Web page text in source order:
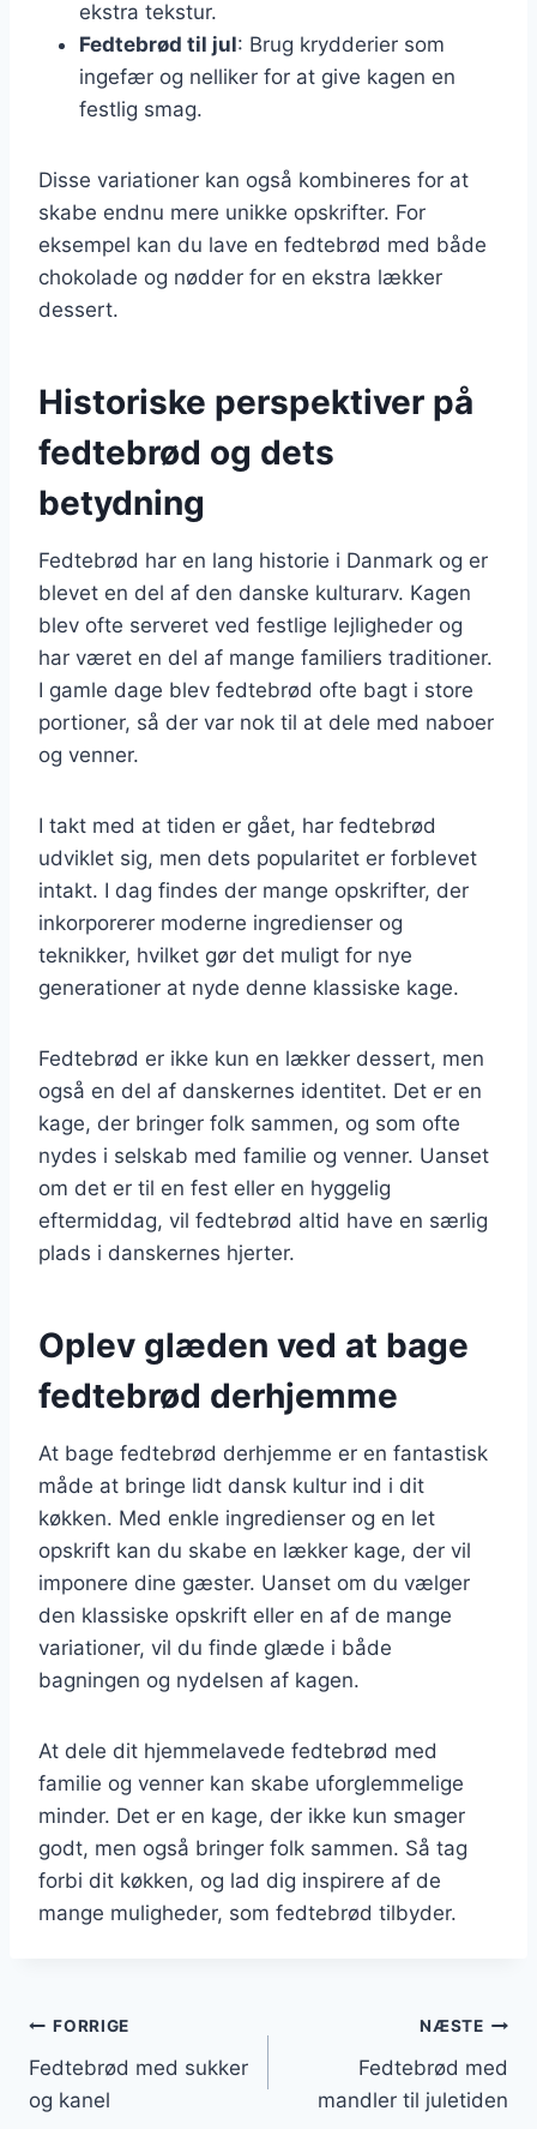
ekstra tekstur.
Fedtebrød til jul: Brug krydderier som
ingefær og nelliker for at give kagen en
festlig smag.
Disse variationer kan også kombineres for at
skabe endnu mere unikke opskrifter. For
eksempel kan du lave en fedtebrød med både
chokolade og nødder for en ekstra lækker
dessert.
Historiske perspektiver på
fedtebrød og dets
betydning
Fedtebrød har en lang historie i Danmark og er
blevet en del af den danske kulturarv. Kagen
blev ofte serveret ved festlige lejligheder og
har været en del af mange familiers traditioner.
I gamle dage blev fedtebrød ofte bagt i store
portioner, så der var nok til at dele med naboer
og venner.
I takt med at tiden er gået, har fedtebrød
udviklet sig, men dets popularitet er forblevet
intakt. I dag findes der mange opskrifter, der
inkorporerer moderne ingredienser og
teknikker, hvilket gør det muligt for nye
generationer at nyde denne klassiske kage.
Fedtebrød er ikke kun en lækker dessert, men
også en del af danskernes identitet. Det er en
kage, der bringer folk sammen, og som ofte
nydes i selskab med familie og venner. Uanset
om det er til en fest eller en hyggelig
eftermiddag, vil fedtebrød altid have en særlig
plads i danskernes hjerter.
Oplev glæden ved at bage
fedtebrød derhjemme
At bage fedtebrød derhjemme er en fantastisk
måde at bringe lidt dansk kultur ind i dit
køkken. Med enkle ingredienser og en let
opskrift kan du skabe en lækker kage, der vil
imponere dine gæster. Uanset om du vælger
den klassiske opskrift eller en af de mange
variationer, vil du finde glæde i både
bagningen og nydelsen af kagen.
At dele dit hjemmelavede fedtebrød med
familie og venner kan skabe uforglemmelige
minder. Det er en kage, der ikke kun smager
godt, men også bringer folk sammen. Så tag
forbi dit køkken, og lad dig inspirere af de
mange muligheder, som fedtebrød tilbyder.
Indlægsnavigation
FORRIGE
Fedtebrød med sukker
og kanel
NÆSTE
Fedtebrød med
mandler til juletiden